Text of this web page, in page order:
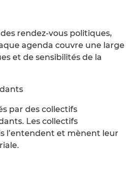
rendez-vous politiques,
agenda couvre une large
et de sensibilités de la
par des collectifs
Les collectifs
l’entendent et mènent leur